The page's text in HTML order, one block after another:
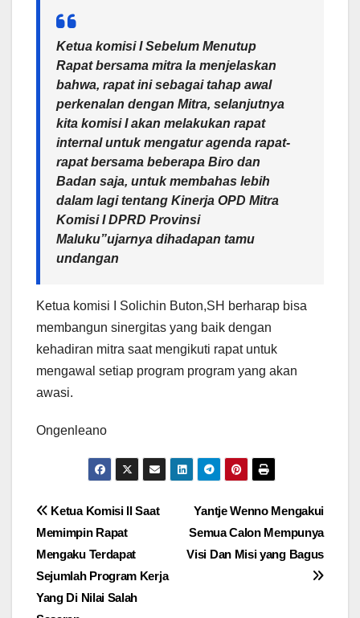
Ketua komisi I Sebelum Menutup
Rapat bersama mitra Ia menjelaskan
bahwa, rapat ini sebagai tahap awal
perkenalan dengan Mitra, selanjutnya
kita komisi I akan melakukan rapat
internal untuk mengatur agenda rapat-
rapat bersama beberapa Biro dan
Badan saja, untuk membahas lebih
dalam lagi tentang Kinerja OPD Mitra
Komisi I DPRD Provinsi
Maluku”ujarnya dihadapan tamu
undangan
Ketua komisi I Solichin Buton,SH berharap bisa
membangun sinergitas yang baik dengan
kehadiran mitra saat mengikuti rapat untuk
mengawal setiap program program yang akan
awasi.
Ongenleano
Navigasi
pos
Yantje Wenno Mengakui
Semua Calon Mempunya
Visi Dan Misi yang Bagus
Ketua Komisi ll Saat
Memimpin Rapat
Mengaku Terdapat
Sejumlah Program Kerja
Yang Di Nilai Salah